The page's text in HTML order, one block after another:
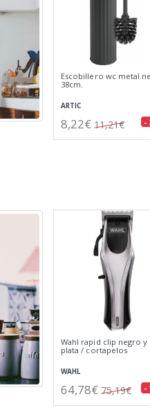
Desatascador bomba
vacio 38cm.2 en 1
ARTIC
9,52€ 13,12€ -
Wahl 09865-016
grommsman
todo en uno con 8
accesorios
WAHL
20,23€ 23,48€ -